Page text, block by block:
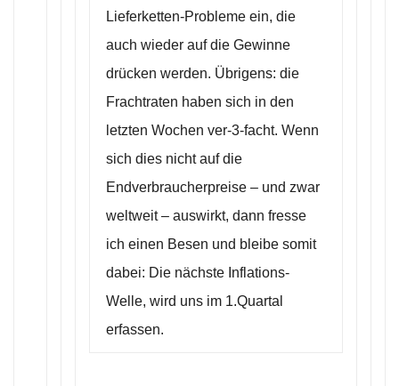
Lieferketten-Probleme ein, die
auch wieder auf die Gewinne
drücken werden. Übrigens: die
Frachtraten haben sich in den
letzten Wochen ver-3-facht. Wenn
sich dies nicht auf die
Endverbraucherpreise – und zwar
weltweit – auswirkt, dann fresse
ich einen Besen und bleibe somit
dabei: Die nächste Inflations-
Welle, wird uns im 1.Quartal
erfassen.